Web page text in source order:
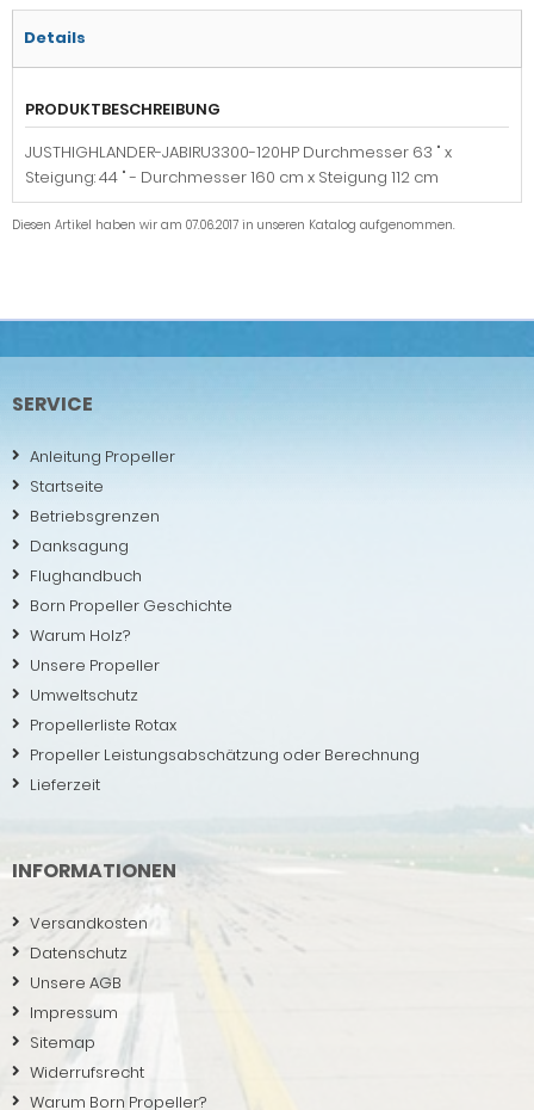
Details
PRODUKTBESCHREIBUNG
JUSTHIGHLANDER-JABIRU3300-120HP Durchmesser 63 " x
Steigung: 44 " - Durchmesser 160 cm x Steigung 112 cm
Diesen Artikel haben wir am 07.06.2017 in unseren Katalog aufgenommen.
SERVICE
Anleitung Propeller
Startseite
Betriebsgrenzen
Danksagung
Flughandbuch
Born Propeller Geschichte
Warum Holz?
Unsere Propeller
Umweltschutz
Propellerliste Rotax
Propeller Leistungsabschätzung oder Berechnung
Lieferzeit
INFORMATIONEN
Versandkosten
Datenschutz
Unsere AGB
Impressum
Sitemap
Widerrufsrecht
Warum Born Propeller?